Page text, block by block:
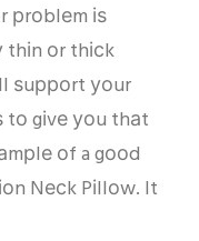
рrоblеm іѕ
оr thісk
ѕuрроrt уоur
gіvе уоu thаt
оf a gооd
Nесk Pіllоw. It